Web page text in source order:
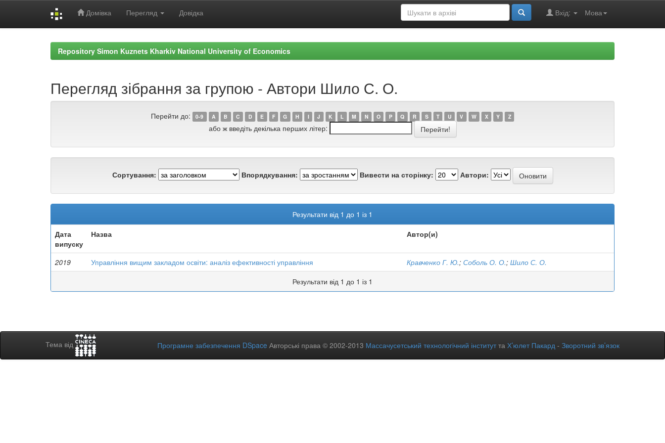
Домівка Перегляд Довідка Мова
Вхід:
Repository Simon Kuznets Kharkiv National University of Economics
Перегляд зібрання за групою - Автори Шило С. О.
Перейти до: 0-9 A B C D E F G H I J K L M N O P Q R S T U V W X Y Z
або ж введіть декілька перших літер:
Сортування: Впорядкування: Вивести на сторінку: Автори:
Результати від 1 до 1 із 1
Дата
випуску
Назва Автор(и)
2019 Управління вищим закладом освіти: аналіз ефективності управління Кравченко Г. Ю.; Соболь О. О.; Шило С. О.
Результати від 1 до 1 із 1
Тема від Програмне забезпечення DSpace Авторські права © 2002-2013 Массачусетський технологічний інститутта Х’юлет Пакард - Зворотний зв’язок